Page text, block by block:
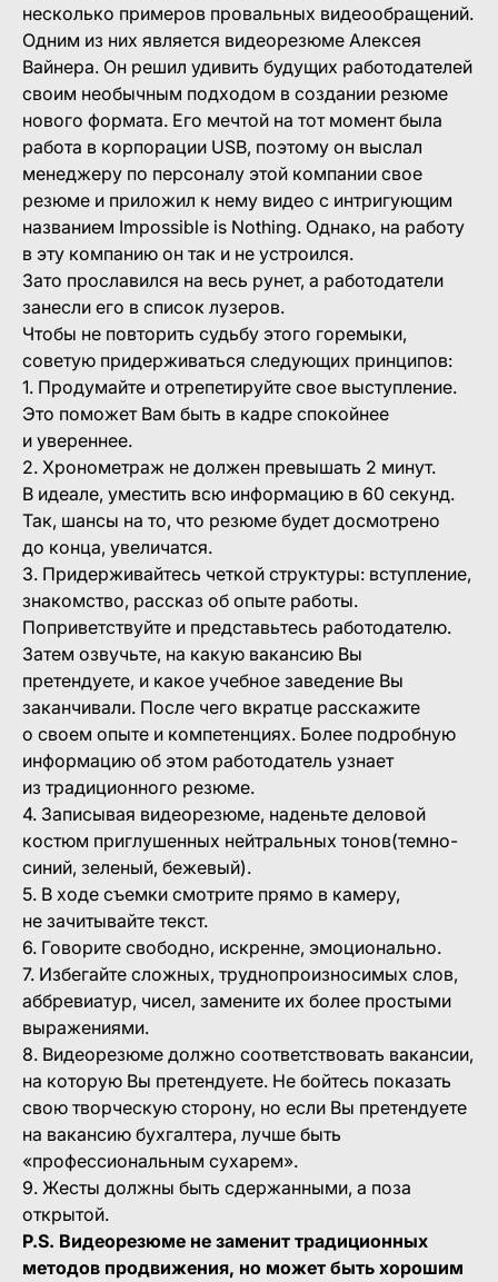
несколько примеров провальных видеообращений.
Одним из них является видеорезюме Алексея
Вайнера. Он решил удивить будущих работодателей
своим необычным подходом в создании резюме
нового формата. Его мечтой на тот момент была
работа в корпорации USB, поэтому он выслал
менеджеру по персоналу этой компании свое
резюме и приложил к нему видео с интригующим
названием Impossible is Nothing. Однако, на работу
в эту компанию он так и не устроился.
Зато прославился на весь рунет, а работодатели
занесли его в список лузеров.
Чтобы не повторить судьбу этого горемыки,
советую придерживаться следующих принципов:
1. Продумайте и отрепетируйте свое выступление.
Это поможет Вам быть в кадре спокойнее
и увереннее.
2. Хронометраж не должен превышать 2 минут.
В идеале, уместить всю информацию в 60 секунд.
Так, шансы на то, что резюме будет досмотрено
до конца, увеличатся.
3. Придерживайтесь четкой структуры: вступление,
знакомство, рассказ об опыте работы.
Поприветствуйте и представьтесь работодателю.
Затем озвучьте, на какую вакансию Вы
претендуете, и какое учебное заведение Вы
заканчивали. После чего вкратце расскажите
о своем опыте и компетенциях. Более подробную
информацию об этом работодатель узнает
из традиционного резюме.
4. Записывая видеорезюме, наденьте деловой
костюм приглушенных нейтральных тонов(темно-
синий, зеленый, бежевый).
5. В ходе съемки смотрите прямо в камеру,
не зачитывайте текст.
6. Говорите свободно, искренне, эмоционально.
7. Избегайте сложных, труднопроизносимых слов,
аббревиатур, чисел, замените их более простыми
выражениями.
8. Видеорезюме должно соответствовать вакансии,
на которую Вы претендуете. Не бойтесь показать
свою творческую сторону, но если Вы претендуете
на вакансию бухгалтера, лучше быть
«профессиональным сухарем».
9. Жесты должны быть сдержанными, а поза
открытой.
P.S. Видеорезюме не заменит традиционных
методов продвижения, но может быть хорошим